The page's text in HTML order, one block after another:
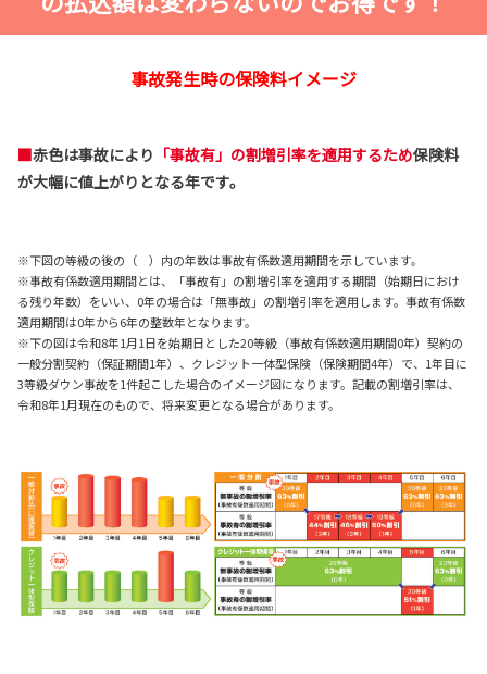
事故発生時の保険料イメージ
■赤色は事故により 「事故有」の割増引率を適用するため保険料
が大幅に値上がりとなる年です。
※下図の等級の後の（ ）内の年数は事故有係数適用期間を示しています。
※事故有係数適用期間とは、「事故有」の割増引率を適用する期間（始期日におけ
る残り年数）をいい、0年の場合は「無事故」の割増引率を適用します。事故有係数
適用期間は0年から6年の整数年となります。
※下の図は令和8年1月1日を始期日とした20等級（事故有係数適用期間0年）契約の
一般分割契約（保証期間1年）、クレジット一体型保険（保険期間4年）で、1年目に
3等級ダウン事故を1件起こした場合のイメージ図になります。記載の割増引率は、
令和8年1月現在のもので、将来変更となる場合があります。